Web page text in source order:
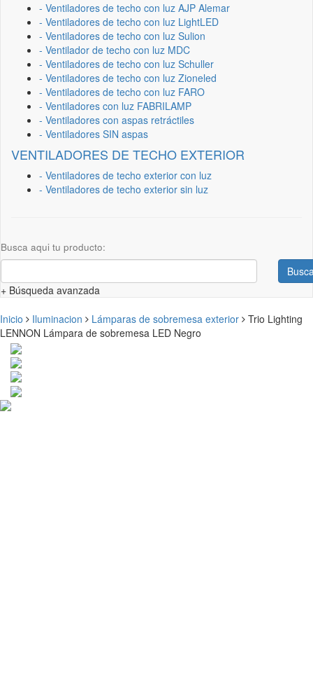
- Ventiladores de techo con luz AJP Alemar
- Ventiladores de techo con luz LightLED
- Ventiladores de techo con luz Sulion
- Ventilador de techo con luz MDC
- Ventiladores de techo con luz Schuller
- Ventiladores de techo con luz Zioneled
- Ventiladores de techo con luz FARO
- Ventiladores con luz FABRILAMP
- Ventiladores con aspas retráctiles
- Ventiladores SIN aspas
VENTILADORES DE TECHO EXTERIOR
- Ventiladores de techo exterior con luz
- Ventiladores de techo exterior sin luz
Busca aqui tu producto:
+ Búsqueda avanzada
Inicio Iluminacion Lámparas de sobremesa exterior
Trio Lighting
LENNON Lámpara de sobremesa LED Negro